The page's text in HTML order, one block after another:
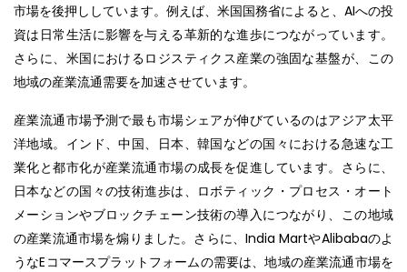
市場を後押ししています。例えば、米国国務省によると、AIへの投
資は日常生活に影響を与える革新的な進歩につながっています。
さらに、米国におけるロジスティクス産業の強固な基盤が、この
地域の産業流通需要を加速させています。
産業流通市場予測で最も市場シェアが伸びているのはアジア太平
洋地域。インド、中国、日本、韓国などの国々における急速な工
業化と都市化が産業流通市場の成長を促進しています。さらに、
日本などの国々の技術進歩は、ロボティック・プロセス・オート
メーションやブロックチェーン技術の導入につながり、この地域
の産業流通市場を煽りました。さらに、India MartやAlibabaのよ
うなEコマースプラットフォームの需要は、地域の産業流通市場を